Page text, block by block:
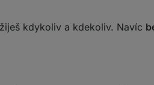
kdykoliv a kdekoliv. Navíc